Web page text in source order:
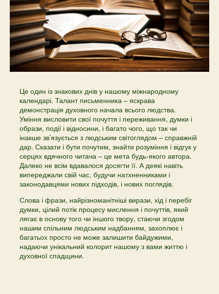
Це один із знакових днів у нашому міжнародному
календарі. Талант письменника – яскрава
демонстрація духовного начала всього людства.
Уміння висловити свої почуття і переживання, думки і
образи, події і відносини, і багато чого, що так чи
інакше зв’язується з людським світоглядом – справжній
дар. Сказати і бути почутим, знайти розуміння і відгук у
серцях вдячного читача – це мета будь-якого автора.
Далеко не всім вдавалося досягти її. А деякі навіть
випереджали свій час, будучи натхненниками і
законодавцями нових підходів, і нових поглядів.
Слова і фрази, найрізноманітніші вирази, хід і перебіг
думки, цілий потік процесу мислення і почуттів, який
лягає в основу того чи іншого твору, стаючи згодом
нашим спільним людським надбанням, захоплює і
багатьох просто не може залишити байдужими,
надаючи унікальний колорит нашому з вами життю і
духовної спадщини.